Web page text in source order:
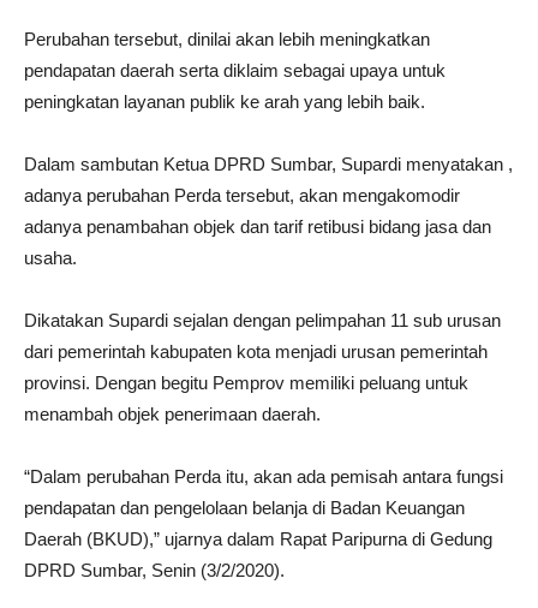
Perubahan tersebut, dinilai akan lebih meningkatkan
pendapatan daerah serta diklaim sebagai upaya untuk
peningkatan layanan publik ke arah yang lebih baik.
Dalam sambutan Ketua DPRD Sumbar, Supardi menyatakan ,
adanya perubahan Perda tersebut, akan mengakomodir
adanya penambahan objek dan tarif retibusi bidang jasa dan
usaha.
Dikatakan Supardi sejalan dengan pelimpahan 11 sub urusan
dari pemerintah kabupaten kota menjadi urusan pemerintah
provinsi. Dengan begitu Pemprov memiliki peluang untuk
menambah objek penerimaan daerah.
“Dalam perubahan Perda itu, akan ada pemisah antara fungsi
pendapatan dan pengelolaan belanja di Badan Keuangan
Daerah (BKUD),” ujarnya dalam Rapat Paripurna di Gedung
DPRD Sumbar, Senin (3/2/2020).